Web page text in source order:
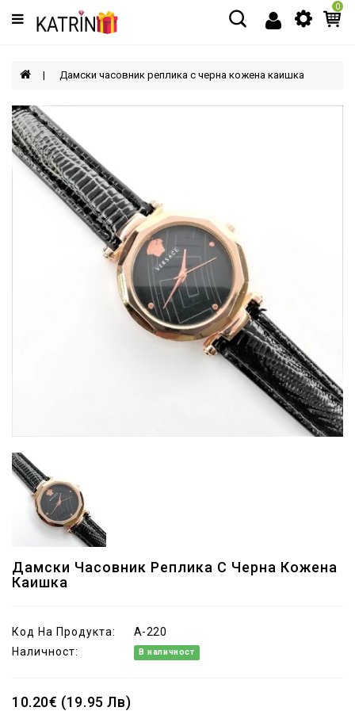
Категории
МЪЖЕ
ЖЕНИ
ДЕЦА
АКСЕСОАРИ
0
Дамски часовник реплика с черна кожена каишка
Дамски Часовник Реплика С Черна Кожена
Каишка
Код На Продукта:
A-220
Наличност:
В наличност
10.20€ (19.95 Лв)